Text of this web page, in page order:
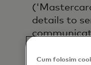
characters.
applied
after
characters.
details to
well as
Cum folosim